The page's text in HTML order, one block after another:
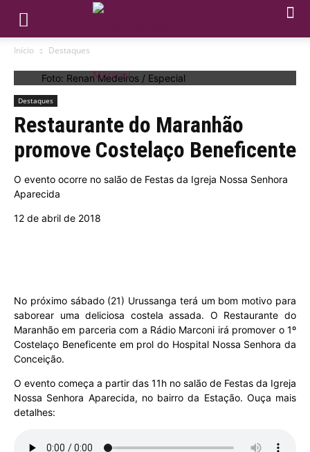
Início Destaques
Foto: Renan Medeiros / Especial
Destaques
Restaurante do Maranhão
promove Costelaço Beneficente
O evento ocorre no salão de Festas da Igreja Nossa Senhora
Aparecida
12 de abril de 2018
No próximo sábado (21) Urussanga terá um bom motivo para
saborear uma deliciosa costela assada. O Restaurante do
Maranhão em parceria com a Rádio Marconi irá promover o 1º
Costelaço Beneficente em prol do Hospital Nossa Senhora da
Conceição.
O evento começa a partir das 11h no salão de Festas da Igreja
Nossa Senhora Aparecida, no bairro da Estação. Ouça mais
detalhes: